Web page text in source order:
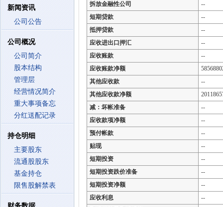
新闻资讯
公司公告
公司概况
公司简介
股本结构
管理层
经营情况简介
重大事项备忘
分红送配记录
持仓明细
主要股东
流通股股东
基金持仓
限售股解禁表
拆放金融性公司
--
短期贷款
--
抵押贷款
--
应收进出口押汇
--
应收账款
--
应收账款净额
其他应收款
--
其他应收款净额
减：坏帐准备
--
应收款项净额
--
预付帐款
--
贴现
--
短期投资
--
短期投资跌价准备
--
短期投资净额
--
应收利息
--